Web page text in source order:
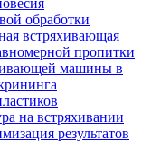
обработки
встряхивающая
пропитки
машины в
на встряхивании
результатов